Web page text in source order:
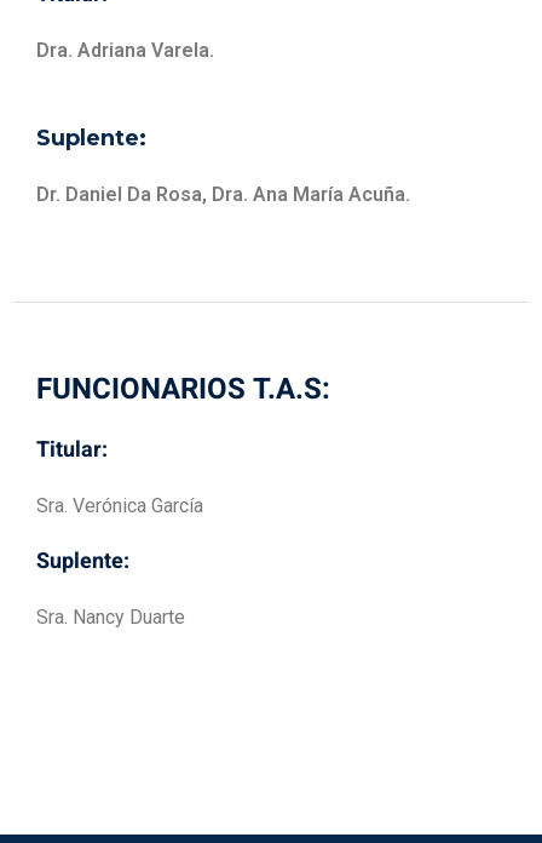
Dra. Adriana Varela.
Suplente:
Dr. Daniel Da Rosa, Dra. Ana María Acuña.
FUNCIONARIOS T.A.S:
Titular:
Sra. Verónica García
Suplente:
Sra. Nancy Duarte